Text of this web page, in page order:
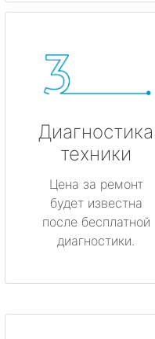
Диагностика
техники
Цена за ремонт
будет известна
после бесплатной
диагностики.